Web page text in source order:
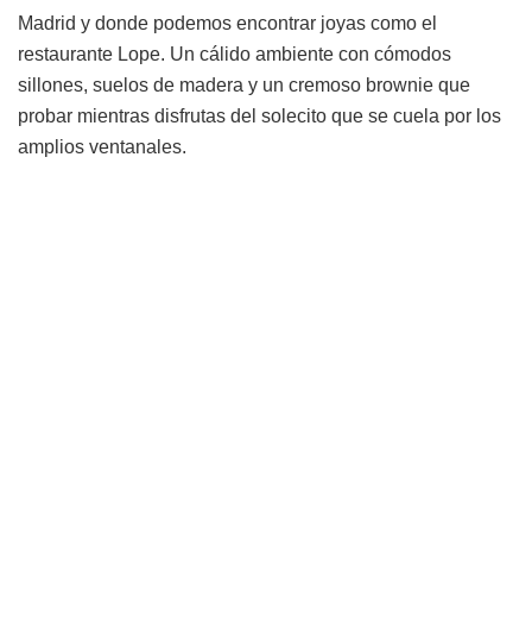
Madrid y donde podemos encontrar joyas como el
restaurante Lope. Un cálido ambiente con cómodos
sillones, suelos de madera y un cremoso brownie que
probar mientras disfrutas del solecito que se cuela por los
amplios ventanales.